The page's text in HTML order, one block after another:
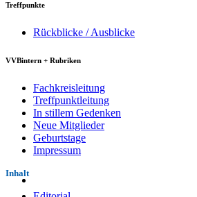
Treffpunkte
Rückblicke / Ausblicke
VVBintern + Rubriken
Fachkreisleitung
Treffpunktleitung
In stillem Gedenken
Neue Mitglieder
Geburtstage
Impressum
Inhalt